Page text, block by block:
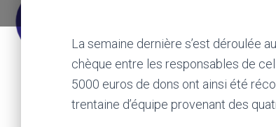
La semaine dernière s’est déroulée
chèque entre les responsables de
5000 euros de dons ont ainsi été
trentaine d’équipe provenant des